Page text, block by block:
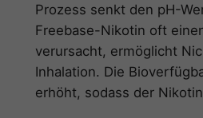
Prozess senkt den pH-
Freebase-Nikotin oft
verursacht, ermöglicht
Inhalation. Die
erhöht, sodass der